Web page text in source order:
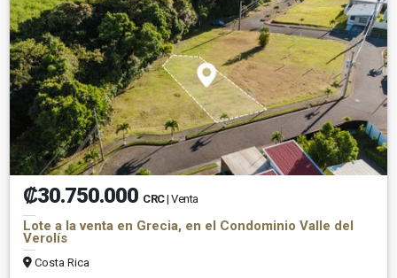
₡30.750.000 CRC| Venta
Lote a la venta en Grecia, en el Condominio Valle del
Verolís
Costa Rica